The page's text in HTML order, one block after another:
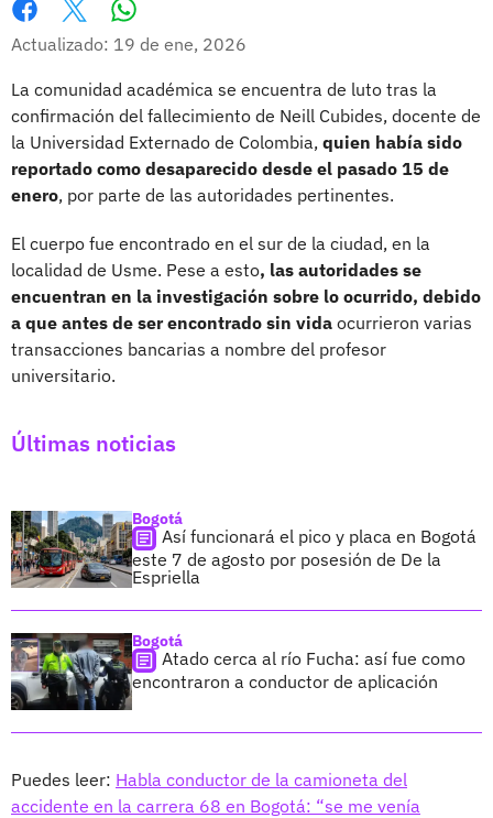
Facebook
X
Actualizado: 19 de ene, 2026
La comunidad académica se encuentra de luto tras la
confirmación del fallecimiento de Neill Cubides, docente de
la Universidad Externado de Colombia, quien había sido
reportado como desaparecido desde el pasado 15 de
enero, por parte de las autoridades pertinentes.
El cuerpo fue encontrado en el sur de la ciudad, en la
localidad de Usme. Pese a esto, las autoridades se
encuentran en la investigación sobre lo ocurrido, debido
a que antes de ser encontrado sin vida ocurrieron varias
transacciones bancarias a nombre del profesor
universitario.
Últimas noticias
Bogotá
Así funcionará el pico y placa en Bogotá
este 7 de agosto por posesión de De la
Espriella
Bogotá
Atado cerca al río Fucha: así fue como
encontraron a conductor de aplicación
Puedes leer: Habla conductor de la camioneta del
accidente en la carrera 68 en Bogotá: “se me venía